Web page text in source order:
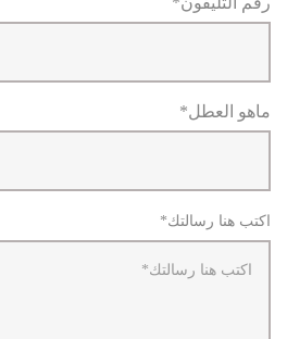
ماهو العطل*
اكتب هنا رسالتك*